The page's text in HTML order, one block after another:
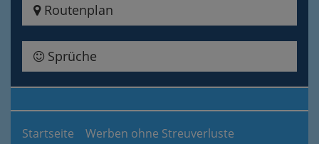
Routenplan
Sprüche
Startseite Werben ohne Streuverluste